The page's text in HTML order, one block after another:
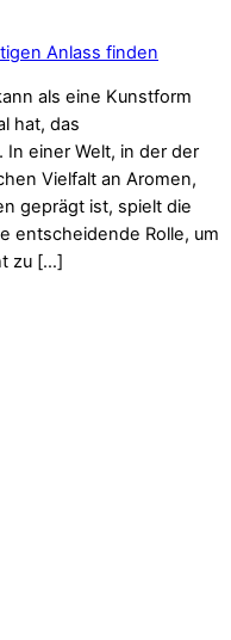
Anlass finden
als eine Kunstform
hat, das
einer Welt, in der der
Vielfalt an Aromen,
geprägt ist, spielt die
entscheidende Rolle, um
zu […]